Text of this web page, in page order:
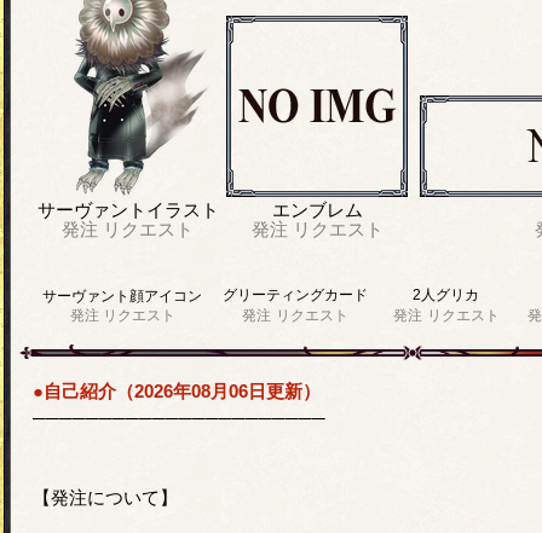
サーヴァントイラスト
発注 リクエスト
エンブレム
発注 リクエスト
サーヴァント顔アイコン
発注 リクエスト
グリーティングカード
発注 リクエスト
2人グリカ
発注 リクエスト
●自己紹介（2026年08月06日更新）
──────────────────────
【発注について】